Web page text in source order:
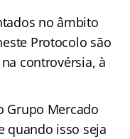
no âmbito
Protocolo são
controvérsia, à
Grupo Mercado
quando isso seja